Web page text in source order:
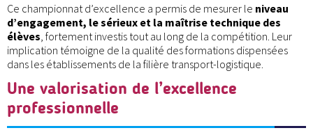
Ce championnat d’excellence a permis de mesurer le niveau
d’engagement, le sérieux et la maîtrise technique des
élèves , fortement investis tout au long de la compétition. Leur
implication témoigne de la qualité des formations dispensées
dans les établissements de la filière transport-logistique.
Une valorisation de l’excellence
professionnelle